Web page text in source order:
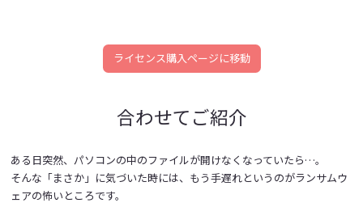
ライセンス購入ページに移動
合わせてご紹介
ある日突然、パソコンの中のファイルが開けなくなっていたら…。
そんな「まさか」に気づいた時には、もう手遅れというのがランサムウ
ェアの怖いところです。